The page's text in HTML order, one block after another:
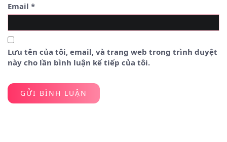
Email *
Lưu tên của tôi, email, và trang web trong trình duyệt
này cho lần bình luận kế tiếp của tôi.